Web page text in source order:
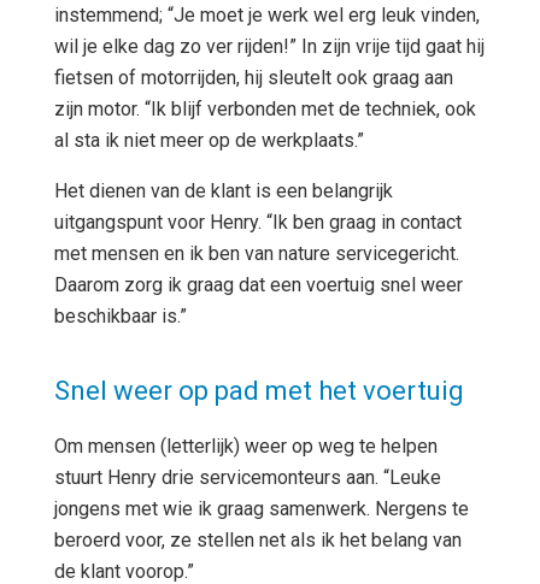
instemmend; “Je moet je werk wel erg leuk vinden,
wil je elke dag zo ver rijden!” In zijn vrije tijd gaat hij
fietsen of motorrijden, hij sleutelt ook graag aan
zijn motor. “Ik blijf verbonden met de techniek, ook
al sta ik niet meer op de werkplaats.”
Het dienen van de klant is een belangrijk
uitgangspunt voor Henry. “Ik ben graag in contact
met mensen en ik ben van nature servicegericht.
Daarom zorg ik graag dat een voertuig snel weer
beschikbaar is.”
Snel weer op pad met het voertuig
Om mensen (letterlijk) weer op weg te helpen
stuurt Henry drie servicemonteurs aan. “Leuke
jongens met wie ik graag samenwerk. Nergens te
beroerd voor, ze stellen net als ik het belang van
de klant voorop.”